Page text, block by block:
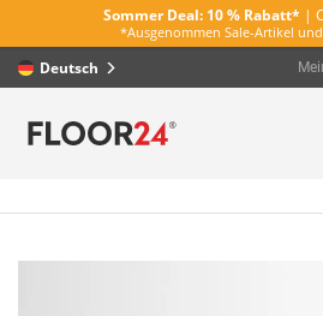
Sommer Deal: 10 % Rabatt* |
*Ausgenommen Sale-Artikel
Deutsch